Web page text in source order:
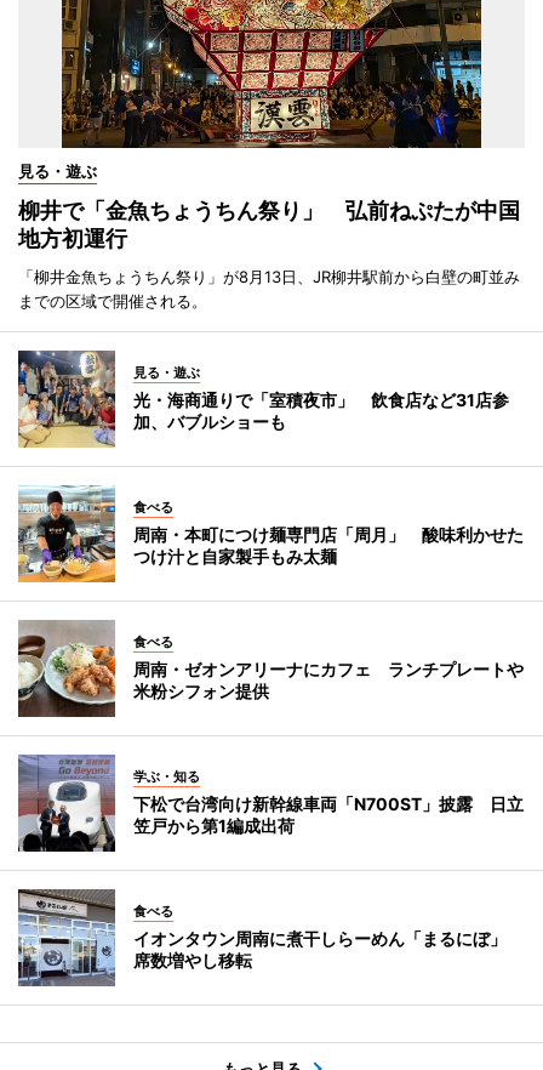
見る・遊ぶ
柳井で「金魚ちょうちん祭り」 弘前ねぷたが中国
地方初運行
「柳井金魚ちょうちん祭り」が8月13日、JR柳井駅前から白壁の町並み
までの区域で開催される。
見る・遊ぶ
光・海商通りで「室積夜市」 飲食店など31店参
加、バブルショーも
食べる
周南・本町につけ麺専門店「周月」 酸味利かせた
つけ汁と自家製手もみ太麺
食べる
周南・ゼオンアリーナにカフェ ランチプレートや
米粉シフォン提供
学ぶ・知る
下松で台湾向け新幹線車両「N700ST」披露 日立
笠戸から第1編成出荷
食べる
イオンタウン周南に煮干しらーめん「まるにぼ」
席数増やし移転